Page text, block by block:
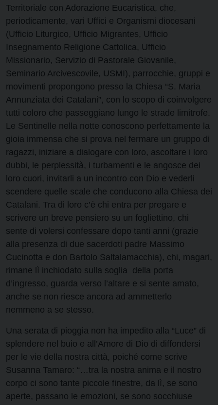
Territoriale con Adorazione Eucaristica, che,
periodicamente, vari Uffici e Organismi diocesani
(Ufficio Liturgico, Ufficio Migrantes, Ufficio
Insegnamento Religione Cattolica, Ufficio
Missionario, Servizio di Pastorale Giovanile,
Seminario Arcivescovile, USMI), parrocchie, gruppi e
movimenti propongono presso la Chiesa “S. Maria
Annunziata dei Catalani”, con lo scopo di coinvolgere
tutti coloro che passeggiano lungo le strade limitrofe.
Le Sentinelle nella notte conoscono perfettamente la
gioia immensa che si prova nel fermare un gruppo di
ragazzi, iniziare a dialogare con loro, ascoltare i loro
dubbi, le perplessità, i turbamenti e le angosce dei
loro cuori, invitarli a un incontro con Dio e vederli
scendere quelle scale che conducono alla Chiesa dei
Catalani. Tra di loro c’è chi entra per pregare e
scrivere un breve pensiero su un fogliettino, chi
sente di volersi confessare dopo tanti anni (grazie
alla presenza di due sacerdoti padre Massimo
Cucinotta e don Bartolo Saltalamacchia), chi, magari,
rimane lì inchiodato sulla soglia della porta
d’ingresso, guarda verso l’altare e si sente amato,
anche se non riesce ancora ad ammetterlo
nemmeno a se stesso.
Una serata di pioggia non ha impedito alla “Luce” di
splendere nel buio e all’Amore di Dio di diffondersi
per le vie della nostra città, poiché come scrive
Susanna Tamaro: “…tra la nostra anima e il nostro
corpo ci sono tante piccole finestre, da lì, se sono
aperte, passano le emozioni, se sono socchiuse